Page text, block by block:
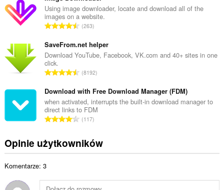
a
l
c
z
a
c
e
n
:
k
o
w
t
a
l
c
z
b
a
c
e
Using image downloader, locate and download all of the
images on a website.
C
ł
k
w
t
a
l
z
b
c
263
SaveFrom.net helper
Download YouTube, Facebook, VK.com and 40+ sites in one
click.
C
ł
k
o
w
t
a
c
8192
Download with Free Download Manager (FDM)
when activated, interrupts the built-in download manager to
direct links to FDM
C
k
i
117
Opinie użytkowników
Komentarze: 3